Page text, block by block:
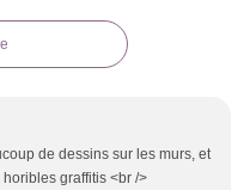
de dessins sur les murs, et
graffitis <br />